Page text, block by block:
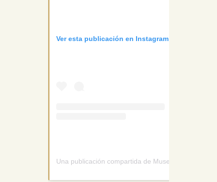
Ver esta publicación en Instagram
Una publicación compartida de Museo Gregorio